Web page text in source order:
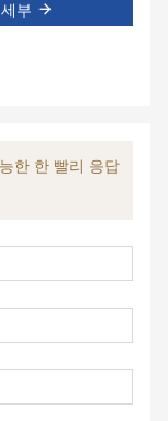
세부
한 한 빨리 응답